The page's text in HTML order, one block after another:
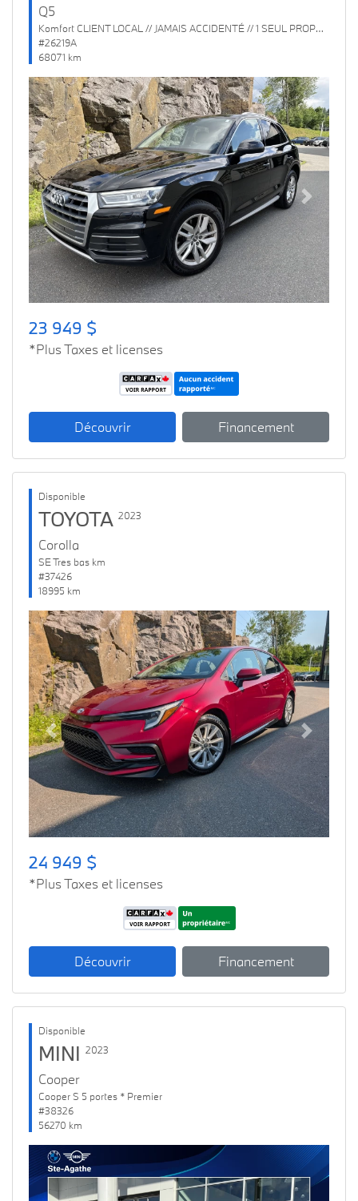
Q5
Komfort CLIENT LOCAL // JAMAIS ACCIDENTÉ // 1 SEUL PROPRIO
#26219A
68071 km
Previous Next
23 949 $
*Plus Taxes et licenses
Découvrir Financement
Disponible
TOYOTA 2023
Corolla
SE Tres bas km
#37426
18995 km
Previous Next
24 949 $
*Plus Taxes et licenses
Découvrir Financement
Disponible
MINI 2023
Cooper
Cooper S 5 portes * Premier
#38326
56270 km